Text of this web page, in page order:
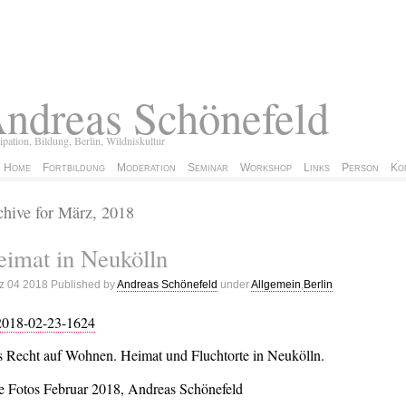
Schönefeld
Bildung, Berlin, Wildniskultur
Home Fortbildung Moderation Seminar Workshop Links Person
for März, 2018
in Neukölln
04 2018 Published byAndreas Schönefeld underAllgemein,Berlin
Recht auf Wohnen. Heimat und Fluchtorte in Neukölln.
Fotos Februar 2018, Andreas Schönefeld